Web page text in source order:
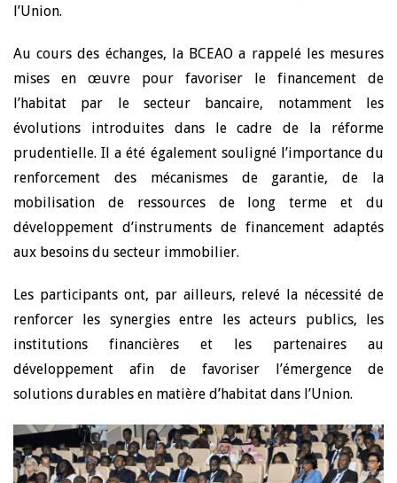
l’Union.
Au cours des échanges, la BCEAO a rappelé les mesures
mises en œuvre pour favoriser le financement de
l’habitat par le secteur bancaire, notamment les
évolutions introduites dans le cadre de la réforme
prudentielle. Il a été également souligné l’importance du
renforcement des mécanismes de garantie, de la
mobilisation de ressources de long terme et du
développement d’instruments de financement adaptés
aux besoins du secteur immobilier.
Les participants ont, par ailleurs, relevé la nécessité de
renforcer les synergies entre les acteurs publics, les
institutions financières et les partenaires au
développement afin de favoriser l’émergence de
solutions durables en matière d’habitat dans l’Union.